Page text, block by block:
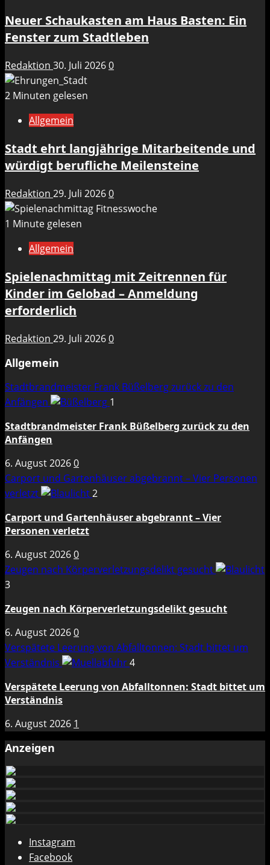
Neuer Schaukasten am Haus Basten: Ein
Fenster zum Stadtleben
Redaktion 30. Juli 20260
2 Minuten gelesen
Allgemein
Stadt ehrt langjährige Mitarbeitende und
würdigt berufliche Meilensteine
Redaktion 29. Juli 20260
1 Minute gelesen
Allgemein
Spielenachmittag mit Zeitrennen für
Kinder im Gelobad – Anmeldung
erforderlich
Redaktion 29. Juli 20260
Allgemein
Stadtbrandmeister Frank Büßelberg zurück zu den
Anfängen
1
Stadtbrandmeister Frank Büßelberg zurück zu den
Anfängen
6. August 20260
Carport und Gartenhäuser abgebrannt – Vier Personen
verletzt
2
Carport und Gartenhäuser abgebrannt – Vier
Personen verletzt
6. August 20260
Zeugen nach Körperverletzungsdelikt gesucht
3
Zeugen nach Körperverletzungsdelikt gesucht
6. August 20260
Verspätete Leerung von Abfalltonnen: Stadt bittet um
Verständnis
4
Verspätete Leerung von Abfalltonnen: Stadt bittet um
Verständnis
6. August 2026 1
Anzeigen
Instagram
Facebook